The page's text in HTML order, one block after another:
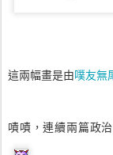
這兩幅畫是由噗友無
嘖嘖，連續兩篇政